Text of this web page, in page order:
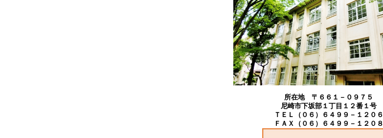
所在地 〒６６１－０９７５
尼崎市下坂部１丁目１２番１号
ＴＥＬ（０６）６４９９－１２０６
ＦＡＸ（０６）６４９９－１２０８